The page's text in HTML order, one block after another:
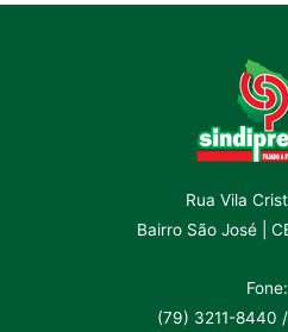
Rua Vila
Bairro São José |
Fone:
(79) 3211-8440